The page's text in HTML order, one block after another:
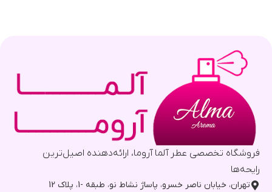
فروشگاه تخصصی عطر آلما آروما، ارائه‌دهنده اصیل‌ترین
رایحه‌ها
تهران، خیابان ناصر خسرو، پاساژ نشاط نو، طبقه -1، پلاک 12